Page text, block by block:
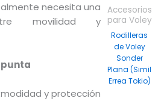
necesita una
movilidad y
y protección
Accesorios
para Voley
Rodilleras
de Voley
Sonder
Plana (Simil
Errea Tokio)
Las
se
pueden